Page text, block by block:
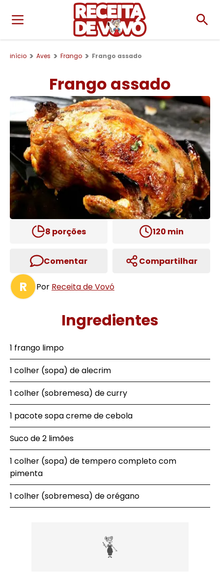
início Aves Frango Frango assado
Frango assado
8 porções 120 min
Comentar Compartilhar
R Por Receita de Vovó
Ingredientes
1 frango limpo
1 colher (sopa) de alecrim
1 colher (sobremesa) de curry
1 pacote sopa creme de cebola
Suco de 2 limões
1 colher (sopa) de tempero completo com
pimenta
1 colher (sobremesa) de orégano